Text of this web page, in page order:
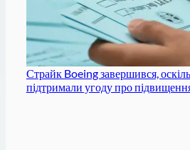
Страйк Boeing завершився,
підтримали угоду про